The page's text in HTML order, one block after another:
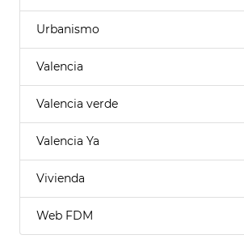
Urbanismo
Valencia
Valencia verde
Valencia Ya
Vivienda
Web FDM